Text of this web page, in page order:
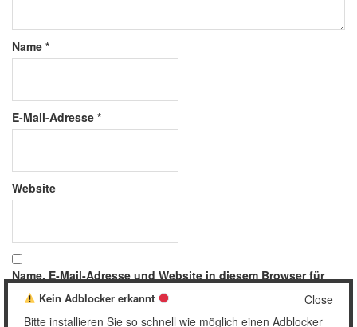
Name *
E-Mail-Adresse *
Website
Name, E-Mail-Adresse und Website in diesem Browser für
meinen nächsten Kommentar speichern.
Close
Kein Adblocker erkannt
Bitte installieren Sie so schnell wie möglich einen Adblocker